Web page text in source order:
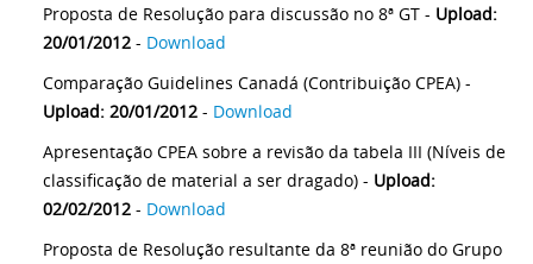
Proposta de Resolução para discussão no 8ª GT - Upload:
20/01/2012 - Download
Comparação Guidelines Canadá (Contribuição CPEA) -
Upload: 20/01/2012 - Download
Apresentação CPEA sobre a revisão da tabela III (Níveis de
classificação de material a ser dragado) - Upload:
02/02/2012 - Download
Proposta de Resolução resultante da 8ª reunião do Grupo